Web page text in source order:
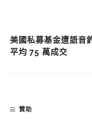
美國私募基金遭語
平均 75 萬成交
贊助